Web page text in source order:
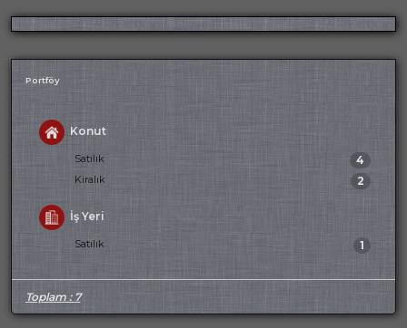
Portföy
Konut
Satılık 4
Kiralık 2
İş Yeri
Satılık 1
Toplam : 7